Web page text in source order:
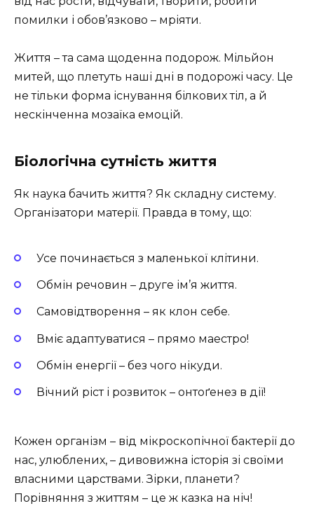
помилки і обов’язково – мріяти.
Життя – та сама щоденна подорож. Мільйон
митей, що плетуть наші дні в подорожі часу. Це
не тільки форма існування білкових тіл, а й
нескінченна мозаїка емоцій.
Біологічна сутність життя
Як наука бачить життя? Як складну систему.
Організатори матерії. Правда в тому, що:
Усе починається з маленької клітини.
Обмін речовин – друге ім’я життя.
Самовідтворення – як клон себе.
Вміє адаптуватися – прямо маестро!
Обмін енергії – без чого нікуди.
Вічний ріст і розвиток – онтоґенез в дії!
Кожен організм – від мікроскопічної бактерії до
нас, улюблених, – дивовижна історія зі своїми
власними царствами. Зірки, планети?
Порівняння з життям – це ж казка на ніч!